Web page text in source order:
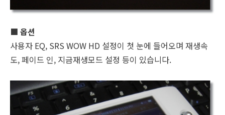
■ 옵션
사용자 EQ, SRS WOW HD 설정이 첫 눈에 들어오며 재생속
도, 페이드 인, 지금재생모드 설정 등이 있습니다.